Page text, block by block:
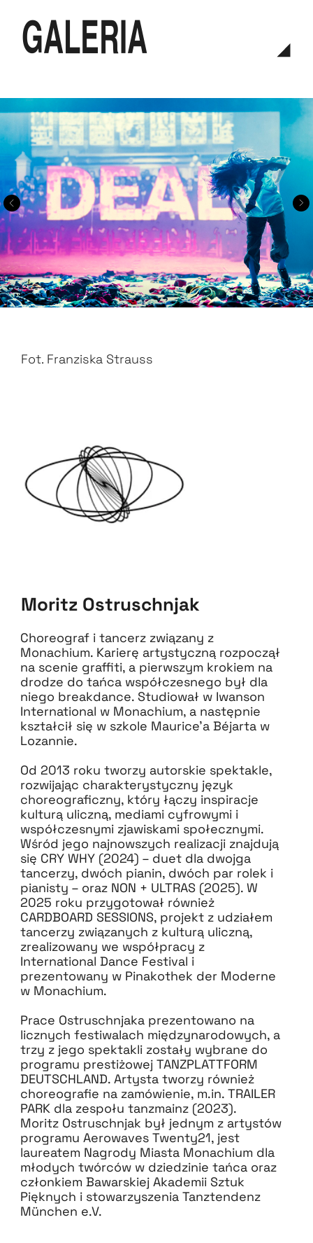
galeria
Fot. Franziska Strauss
Choreograf i tancerz związany z
Monachium. Karierę artystyczną rozpoczął
na scenie graffiti, a pierwszym krokiem na
drodze do tańca współczesnego był dla
niego breakdance. Studiował w Iwanson
International w Monachium, a następnie
kształcił się w szkole Maurice’a Béjarta w
Lozannie.
Od 2013 roku tworzy autorskie spektakle,
rozwijając charakterystyczny język
choreograficzny, który łączy inspiracje
kulturą uliczną, mediami cyfrowymi i
współczesnymi zjawiskami społecznymi.
Wśród jego najnowszych realizacji znajdują
się CRY WHY (2024) – duet dla dwojga
tancerzy, dwóch pianin, dwóch par rolek i
pianisty – oraz NON + ULTRAS (2025). W
2025 roku przygotował również
CARDBOARD SESSIONS, projekt z udziałem
tancerzy związanych z kulturą uliczną,
zrealizowany we współpracy z
International Dance Festival i
prezentowany w Pinakothek der Moderne
w Monachium.
Prace Ostruschnjaka prezentowano na
licznych festiwalach międzynarodowych, a
trzy z jego spektakli zostały wybrane do
programu prestiżowej TANZPLATTFORM
DEUTSCHLAND. Artysta tworzy również
choreografie na zamówienie, m.in. TRAILER
PARK dla zespołu tanzmainz (2023).
Moritz Ostruschnjak był jednym z artystów
programu Aerowaves Twenty21, jest
laureatem Nagrody Miasta Monachium dla
młodych twórców w dziedzinie tańca oraz
członkiem Bawarskiej Akademii Sztuk
Pięknych i stowarzyszenia Tanztendenz
München e.V.
Moritz Ostruschnjak